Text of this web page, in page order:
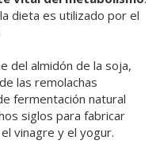
dieta es utilizado por el
del almidón de la soja,
las remolachas
fermentación natural
siglos para fabricar
vinagre y el yogur.